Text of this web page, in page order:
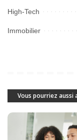
High-Tech
Immobilier
Vous pourriez aussi